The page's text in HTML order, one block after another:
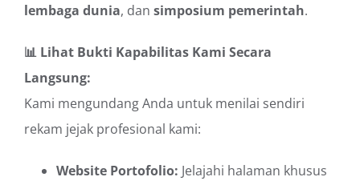
lembaga dunia, dan simposium pemerintah.
📊 Lihat Bukti Kapabilitas Kami Secara
Langsung:
Kami mengundang Anda untuk menilai sendiri
rekam jejak profesional kami:
Website Portofolio: Jelajahi halaman khusus